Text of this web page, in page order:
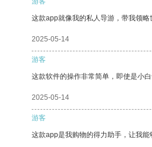
这款app就像我的私人导游，带我领略
2025-05-14
游客
这款软件的操作非常简单，即使是小白
2025-05-14
游客
这款app是我购物的得力助手，让我